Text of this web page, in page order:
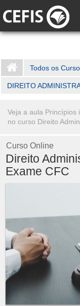
Todos os
DIREITO
Veja a aula Princípios
no curso Direito
Curso Online
Direito
Exame CFC